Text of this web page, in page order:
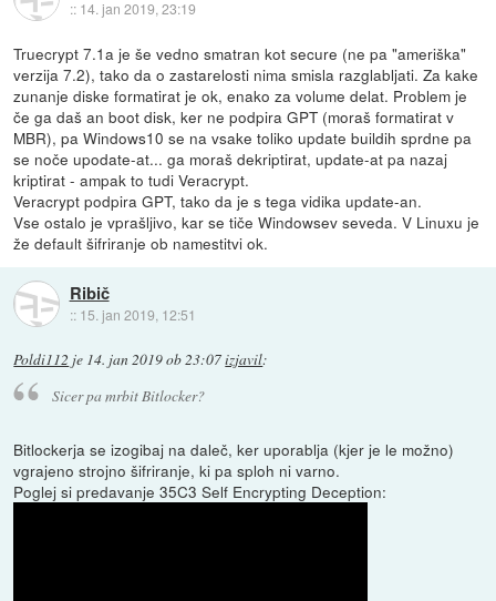
:: 14. jan 2019, 23:19
Truecrypt 7.1a je še vedno smatran kot secure (ne pa "ameriška"
verzija 7.2), tako da o zastarelosti nima smisla razglabljati. Za kake
zunanje diske formatirat je ok, enako za volume delat. Problem je
če ga daš an boot disk, ker ne podpira GPT (moraš formatirat v
MBR), pa Windows10 se na vsake toliko update buildih sprdne pa
se noče upodate-at... ga moraš dekriptirat, update-at pa nazaj
kriptirat - ampak to tudi Veracrypt.
Veracrypt podpira GPT, tako da je s tega vidika update-an.
Vse ostalo je vprašljivo, kar se tiče Windowsev seveda. V Linuxu je
že default šifriranje ob namestitvi ok.
Ribič
:: 15. jan 2019, 12:51
Poldi112 je 14. jan 2019 ob 23:07izjavil:
Sicer pa mrbit Bitlocker?
Bitlockerja se izogibaj na daleč, ker uporablja (kjer je le možno)
vgrajeno strojno šifriranje, ki pa sploh ni varno.
Poglej si predavanje 35C3 Self Encrypting Deception: